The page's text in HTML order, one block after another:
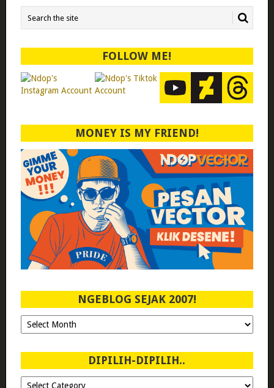
FOLLOW ME!
MONEY IS MY FRIEND!
NGEBLOG SEJAK 2007!
Ngeblog
Sejak
DIPILIH-DIPILIH..
Dipilih-